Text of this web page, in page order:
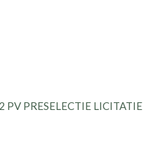
PRESELECTIE LICITATIE